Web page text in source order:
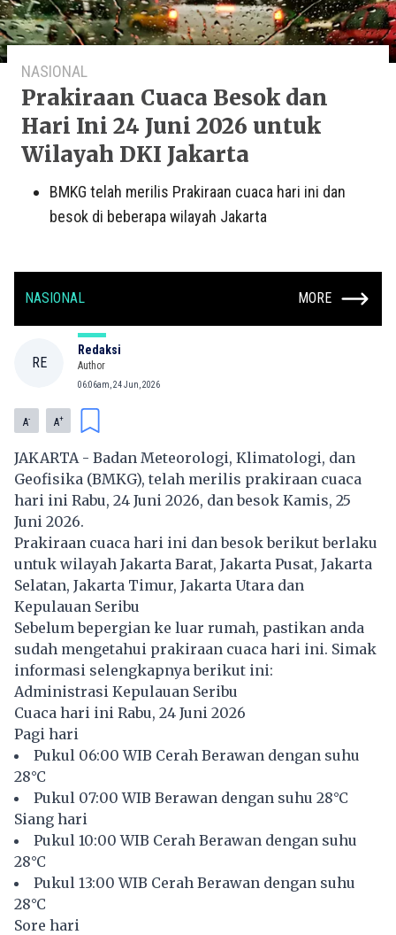
NASIONAL
Prakiraan Cuaca Besok dan
Hari Ini 24 Juni 2026 untuk
Wilayah DKI Jakarta
BMKG telah merilis Prakiraan cuaca hari ini dan
besok di beberapa wilayah Jakarta
NASIONAL MORE
RE
Redaksi
Author
06:06am, 24 Jun, 2026
A- A+
JAKARTA - Badan Meteorologi, Klimatologi, dan
Geofisika (BMKG), telah merilis prakiraan cuaca
hari ini Rabu, 24 Juni 2026, dan besok Kamis, 25
Juni 2026.
Prakiraan cuaca hari ini dan besok berikut berlaku
untuk wilayah Jakarta Barat, Jakarta Pusat, Jakarta
Selatan, Jakarta Timur, Jakarta Utara dan
Kepulauan Seribu
Sebelum bepergian ke luar rumah, pastikan anda
sudah mengetahui prakiraan cuaca hari ini. Simak
informasi selengkapnya berikut ini:
Administrasi Kepulauan Seribu
Cuaca hari ini Rabu, 24 Juni 2026
Pagi hari
Pukul 06:00 WIB Cerah Berawan dengan suhu
28°C
Pukul 07:00 WIB Berawan dengan suhu 28°C
Siang hari
Pukul 10:00 WIB Cerah Berawan dengan suhu
28°C
Pukul 13:00 WIB Cerah Berawan dengan suhu
28°C
Sore hari